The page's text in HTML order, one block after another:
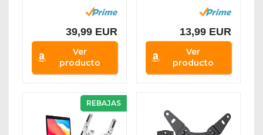
Monitor 13-27...
39,99 EUR
Ver
producto
55 Pulgadas,...
13,99 EUR
Ver
producto
REBAJAS